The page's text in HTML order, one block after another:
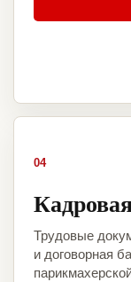
04
Трудовые
и договорная